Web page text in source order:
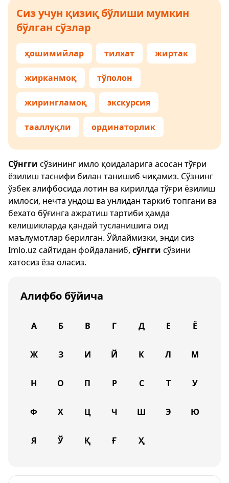
Сиз учун қизиқ бўлиши мумкин
бўлган сўзлар
ҳошимийлар тилхат жиртак
жирканмоқ тўполон
жирингламоқ экскурсия
тааллуқли ординаторлик
Сўнгги сўзининг имло қоидаларига асосан тўғри
ёзилиш таснифи билан танишиб чиқамиз. Сўзнинг
ўзбек алифбосида лотин ва кириллда тўғри ёзилиш
имлоси, нечта ундош ва унлидан таркиб топгани ва
бехато бўғинга ажратиш тартиби ҳамда
келишикларда қандай тусланишига оид
маълумотлар берилган. Ўйлаймизки, энди сиз
Imlo.uz сайтидан фойдаланиб, сўнгги сўзини
хатосиз ёза оласиз.
Алифбо бўйича
А Б В Г Д Е Ё
Ж З И Й К Л М
Н О П Р С Т У
Ф Х Ц Ч Ш Э Ю
Я Ў Қ Ғ Ҳ